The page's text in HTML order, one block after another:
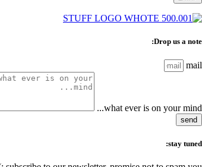
Drop us a note:
mail
what ever is on your mind...
send
stay tuned: